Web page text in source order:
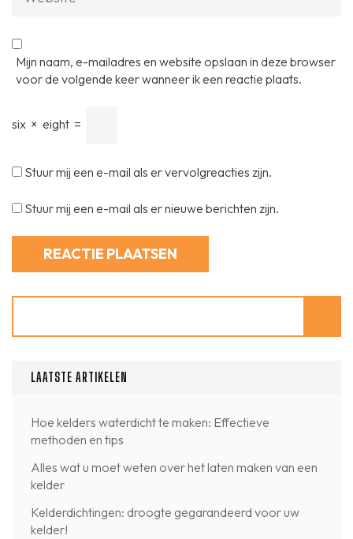
Mijn naam, e-mailadres en website opslaan in deze browser
voor de volgende keer wanneer ik een reactie plaats.
six × eight =
Stuur mij een e-mail als er vervolgreacties zijn.
Stuur mij een e-mail als er nieuwe berichten zijn.
LAATSTE ARTIKELEN
Hoe kelders waterdicht te maken: Effectieve
methoden en tips
Alles wat u moet weten over het laten maken van een
kelder
Kelderdichtingen: droogte gegarandeerd voor uw
kelder!